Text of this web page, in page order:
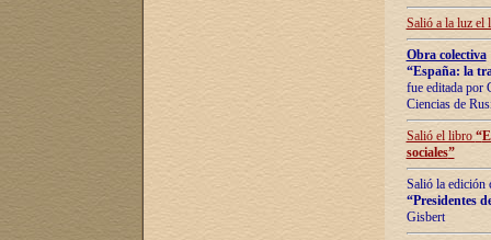
Salió a la luz el
Obra colectiva
“España: la
fue editada por
Ciencias de
Salió el libro “
sociales”
Salió la edición
“Presidentes
Gisbert